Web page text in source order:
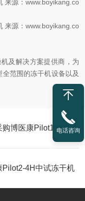
及解决方案提供商，为
范围的冻干机设备以及
广西蚕业技术推广总站采购博医康Pilot10-15Es中试冻干机
Pilot2-4H中试冻干机
电话咨询